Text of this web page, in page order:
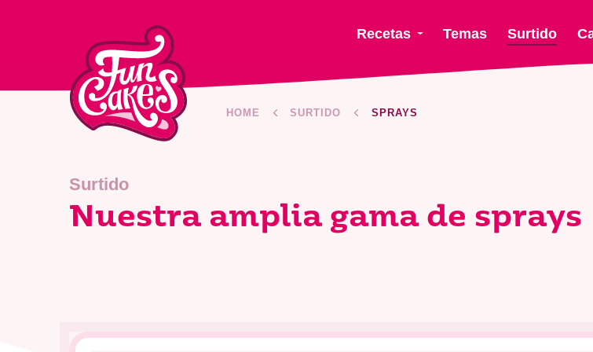
Recetas Temas Surtido
HOME SURTIDO SPRAYS
Surtido
Nuestra amplia gama de sprays